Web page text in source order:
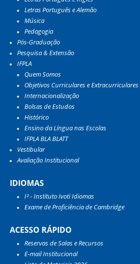
Letras Português e Alemão
Música
Pedagogia
Pós-Graduação
Pesquisa & Extensão
IFPLA
Quem Somos
Objetivos Curriculares e Extracurriculares
Internacionalização
Bolsas de Estudos
Histórico
Ensino da Língua nas Escolas
IFPLA BLA BLATT
Vestibular
Avaliação Institucional
IDIOMAS
I³ - Instituto Ivoti Idiomas
Exame de Proficiência de Cambridge
ACESSO RÁPIDO
Reservas de Salas e Recursos
E-mail Institucional